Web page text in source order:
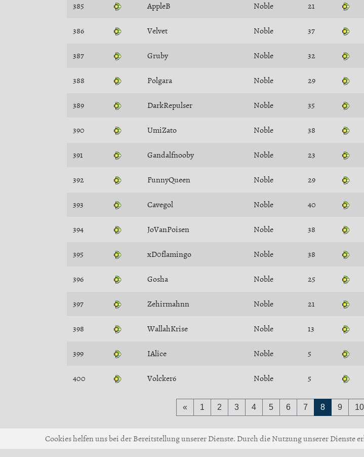
385 AppleB Noble 21
386 Velvet Noble 37
387 Gruby Noble 32
388 Polgara Noble 29
389 DarkRepulser Noble 35
390 UmiZato Noble 38
391 Gandalfnooby Noble 23
392 FunnyQueen Noble 29
393 Cavegol Noble 40
394 JoVanPoisen Noble 38
395 xD0flamingo Noble 38
396 Gosha Noble 25
397 Zehirmahnn Noble 21
398 WallahKrise Noble 13
399 IAlice Noble 5
400 Volcker6 Noble 5
« 1 2 3 4 5 6 7 8 9 10
Cookies helfen uns bei der Bereitstellung unserer Dienste. Durch die Nutzung unserer Dienste